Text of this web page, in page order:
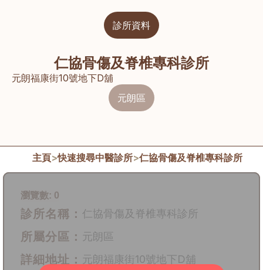
診所資料
仁協骨傷及脊椎專科診所
元朗福康街10號地下D舖
元朗區
瀏覽數: 0
診所名稱： 仁協骨傷及脊椎專科診所
所屬分區： 元朗區
詳細地址： 元朗福康街10號地下D舖
主頁>快速搜尋中醫診所>仁協骨傷及脊椎專科診所